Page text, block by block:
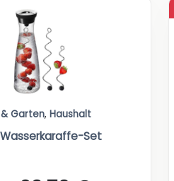
Garten, Haushalt
Wasserkaraffe-Set